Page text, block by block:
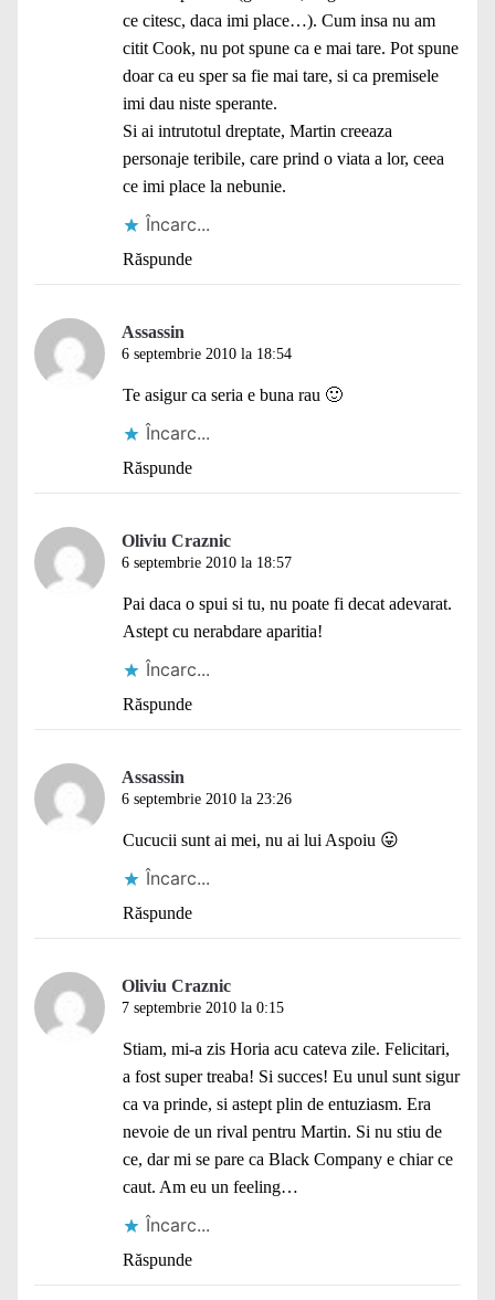
ce citesc, daca imi place…). Cum insa nu am
citit Cook, nu pot spune ca e mai tare. Pot spune
doar ca eu sper sa fie mai tare, si ca premisele
imi dau niste sperante.
Si ai intrutotul dreptate, Martin creeaza
personaje teribile, care prind o viata a lor, ceea
ce imi place la nebunie.
Încarc...
Răspunde
Assassin
6 septembrie 2010 la 18:54
Te asigur ca seria e buna rau 🙂
Încarc...
Răspunde
Oliviu Craznic
6 septembrie 2010 la 18:57
Pai daca o spui si tu, nu poate fi decat adevarat.
Astept cu nerabdare aparitia!
Încarc...
Răspunde
Assassin
6 septembrie 2010 la 23:26
Cucucii sunt ai mei, nu ai lui Aspoiu 😛
Încarc...
Răspunde
Oliviu Craznic
7 septembrie 2010 la 0:15
Stiam, mi-a zis Horia acu cateva zile. Felicitari,
a fost super treaba! Si succes! Eu unul sunt sigur
ca va prinde, si astept plin de entuziasm. Era
nevoie de un rival pentru Martin. Si nu stiu de
ce, dar mi se pare ca Black Company e chiar ce
caut. Am eu un feeling…
Încarc...
Răspunde